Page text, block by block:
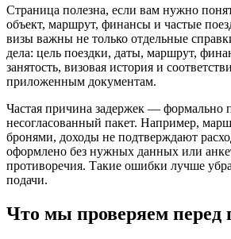
Страница полезна, если вам нужно
объект, маршрут, финансы и частые
визы важны не только отдельные
дела: цель поездки, даты, маршрут,
занятость, визовая история и
приложенным документам.
Частая причина задержек — формально
несогласованный пакет. Например,
бронями, доходы не подтверждают
оформлено без нужных данных или
противоречия. Такие ошибки лучше
подачи.
Что мы проверяем перед